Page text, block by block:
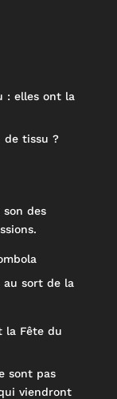
: elles ont la
de tissu ?
des
au sort de la
la Fête du
sont pas
viendront